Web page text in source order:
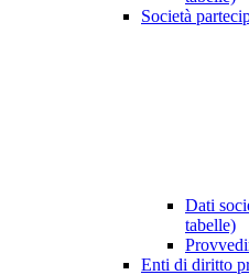
Società
Dati
tabelle)
Enti di diritto